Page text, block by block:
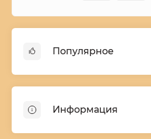
Популярное
Шкафы купе ширина 90-210
Комоды из дерева
Информация